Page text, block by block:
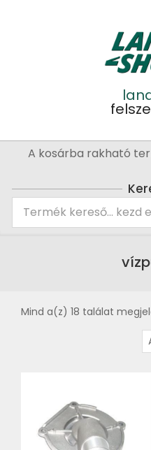
PrimaryA kosárba rakható
Mind a(z) 18 találat